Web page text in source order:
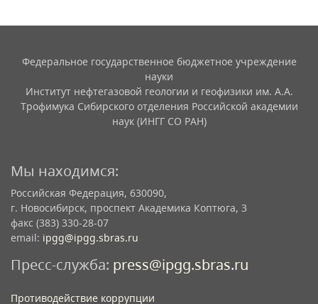
Федеральное государственное бюджетное учреждение
науки
Институт нефтегазовой геологии и геофизики им. А.А.
Трофимука Сибирского отделения Российской академии
наук (ИНГГ СО РАН)
Мы находимся:
Российская Федерация, 630090,
г. Новосибирск, проспект Академика Коптюга, 3
факс (383) 330-28-07
email: ipgg@ipgg.sbras.ru
Пресс-служба: press@ipgg.sbras.ru
Противодействие коррупции